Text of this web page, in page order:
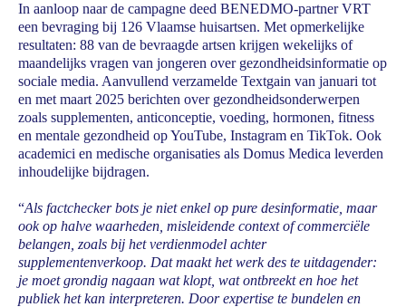
In aanloop naar de campagne deed BENEDMO-partner VRT
een bevraging bij 126 Vlaamse huisartsen. Met opmerkelijke
resultaten: 88 van de bevraagde artsen krijgen wekelijks of
maandelijks vragen van jongeren over gezondheidsinformatie op
sociale media. Aanvullend verzamelde Textgain van januari tot
en met maart 2025 berichten over gezondheidsonderwerpen
zoals supplementen, anticonceptie, voeding, hormonen, fitness
en mentale gezondheid op YouTube, Instagram en TikTok. Ook
academici en medische organisaties als Domus Medica leverden
inhoudelijke bijdragen.
“Als factchecker bots je niet enkel op pure desinformatie, maar
ook op halve waarheden, misleidende context of commerciële
belangen, zoals bij het verdienmodel achter
supplementenverkoop. Dat maakt het werk des te uitdagender:
je moet grondig nagaan wat klopt, wat ontbreekt en hoe het
publiek het kan interpreteren. Door expertise te bundelen en